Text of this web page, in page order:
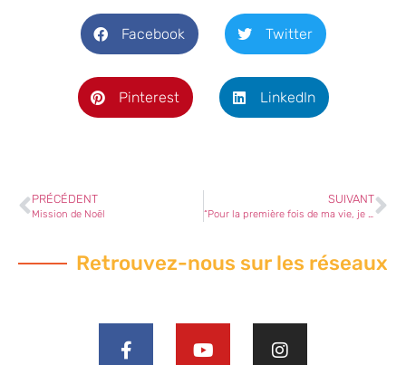
Facebook Twitter
Pinterest LinkedIn
PRÉCÉDENT
Mission de Noël
SUIVANT
“Pour la première fois de ma vie, je suis allée à la messe !”
Retrouvez-nous sur les réseaux